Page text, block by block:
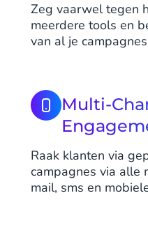
Zeg vaarwel tegen
meerdere tools en
van al je
Multi-
Raak klanten via
campagnes via alle
mail, sms en